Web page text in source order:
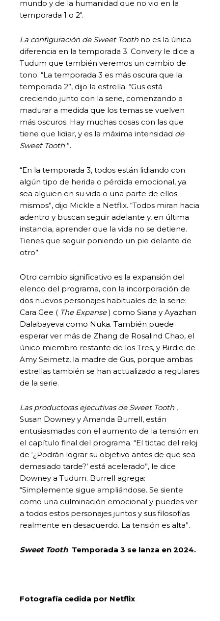
mundo y de la humanidad que no vio en la
temporada 1 o 2″.
La configuración de Sweet Tooth no es la única
diferencia en la temporada 3. Convery le dice a
Tudum que también veremos un cambio de
tono. “La temporada 3 es más oscura que la
temporada 2”, dijo la estrella. “Gus está
creciendo junto con la serie, comenzando a
madurar a medida que los temas se vuelven
más oscuros. Hay muchas cosas con las que
tiene que lidiar, y es la máxima intensidad de
Sweet Tooth ”.
“En la temporada 3, todos están lidiando con
algún tipo de herida o pérdida emocional, ya
sea alguien en su vida o una parte de ellos
mismos”, dijo Mickle a Netflix. “Todos miran hacia
adentro y buscan seguir adelante y, en última
instancia, aprender que la vida no se detiene.
Tienes que seguir poniendo un pie delante de
otro”.
Otro cambio significativo es la expansión del
elenco del programa, con la incorporación de
dos nuevos personajes habituales de la serie:
Cara Gee ( The Expanse) como Siana y Ayazhan
Dalabayeva como Nuka. También puede
esperar ver más de Zhang de Rosalind Chao, el
único miembro restante de los Tres, y Birdie de
Amy Seimetz, la madre de Gus, porque ambas
estrellas también se han actualizado a regulares
de la serie.
Las productoras ejecutivas de Sweet Tooth ,
Susan Downey y Amanda Burrell, están
entusiasmadas con el aumento de la tensión en
el capítulo final del programa. “El tictac del reloj
de ‘¿Podrán lograr su objetivo antes de que sea
demasiado tarde?’ está acelerado”, le dice
Downey a Tudum. Burrell agrega:
“Simplemente sigue ampliándose. Se siente
como una culminación emocional y puedes ver
a todos estos personajes juntos y sus filosofías
realmente en desacuerdo. La tensión es alta”.
Sweet Tooth Temporada 3 se lanza en 2024.
Fotografía cedida por Netflix